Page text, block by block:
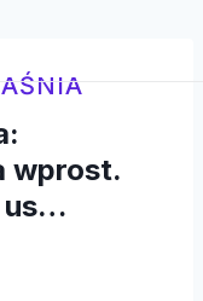
wprost.
us…